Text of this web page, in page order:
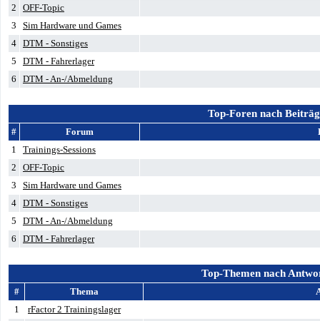
2
OFF-Topic
3
Sim Hardware und Games
4 DTM - Sonstiges
5
DTM - Fahrerlager
6
DTM - An-/Abmeldung
Top-Foren nach
# Forum
1
Trainings-Sessions
2
OFF-Topic
3
Sim Hardware und Games
4 DTM - Sonstiges
5
DTM - An-/Abmeldung
6
DTM - Fahrerlager
Top-Themen nach
# Thema
1
rFactor 2 Trainingslager